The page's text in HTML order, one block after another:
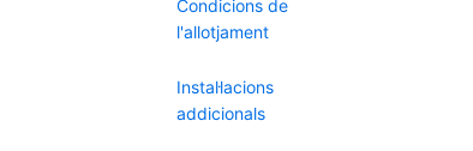
Condicions de
l'allotjament
Instal·lacions
addicionals